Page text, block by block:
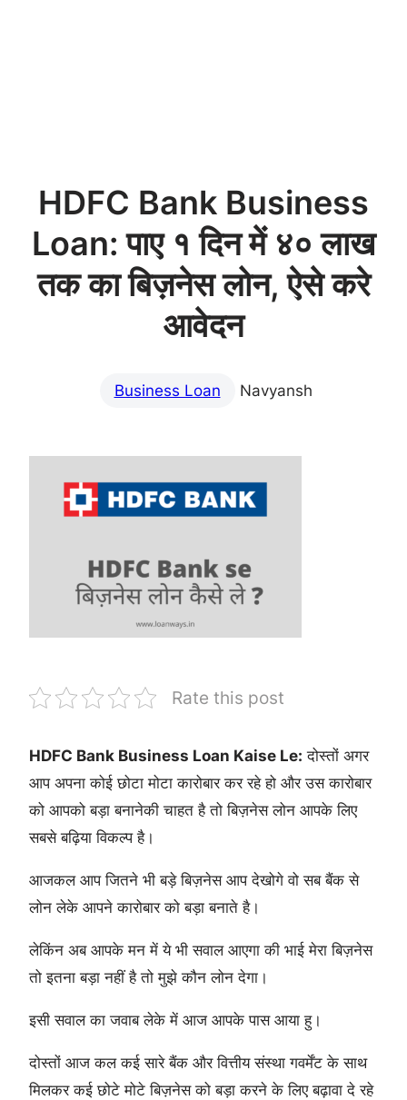
HDFC Bank Business
Loan: पाए १ दिन में ४० लाख
तक का बिज़नेस लोन, ऐसे करे
आवेदन
Business Loan Navyansh
Rate this post
HDFC Bank Business Loan Kaise Le: दोस्तों अगर
आप अपना कोई छोटा मोटा कारोबार कर रहे हो और उस कारोबार
को आपको बड़ा बनानेकी चाहत है तो बिज़नेस लोन आपके लिए
सबसे बढ़िया विकल्प है।
आजकल आप जितने भी बड़े बिज़नेस आप देखोगे वो सब बैंक से
लोन लेके आपने कारोबार को बड़ा बनाते है।
लेकिंन अब आपके मन में ये भी सवाल आएगा की भाई मेरा बिज़नेस
तो इतना बड़ा नहीं है तो मुझे कौन लोन देगा।
इसी सवाल का जवाब लेके में आज आपके पास आया हु।
दोस्तों आज कल कई सारे बैंक और वित्तीय संस्था गवर्मेंट के साथ
मिलकर कई छोटे मोटे बिज़नेस को बड़ा करने के लिए बढ़ावा दे रहे